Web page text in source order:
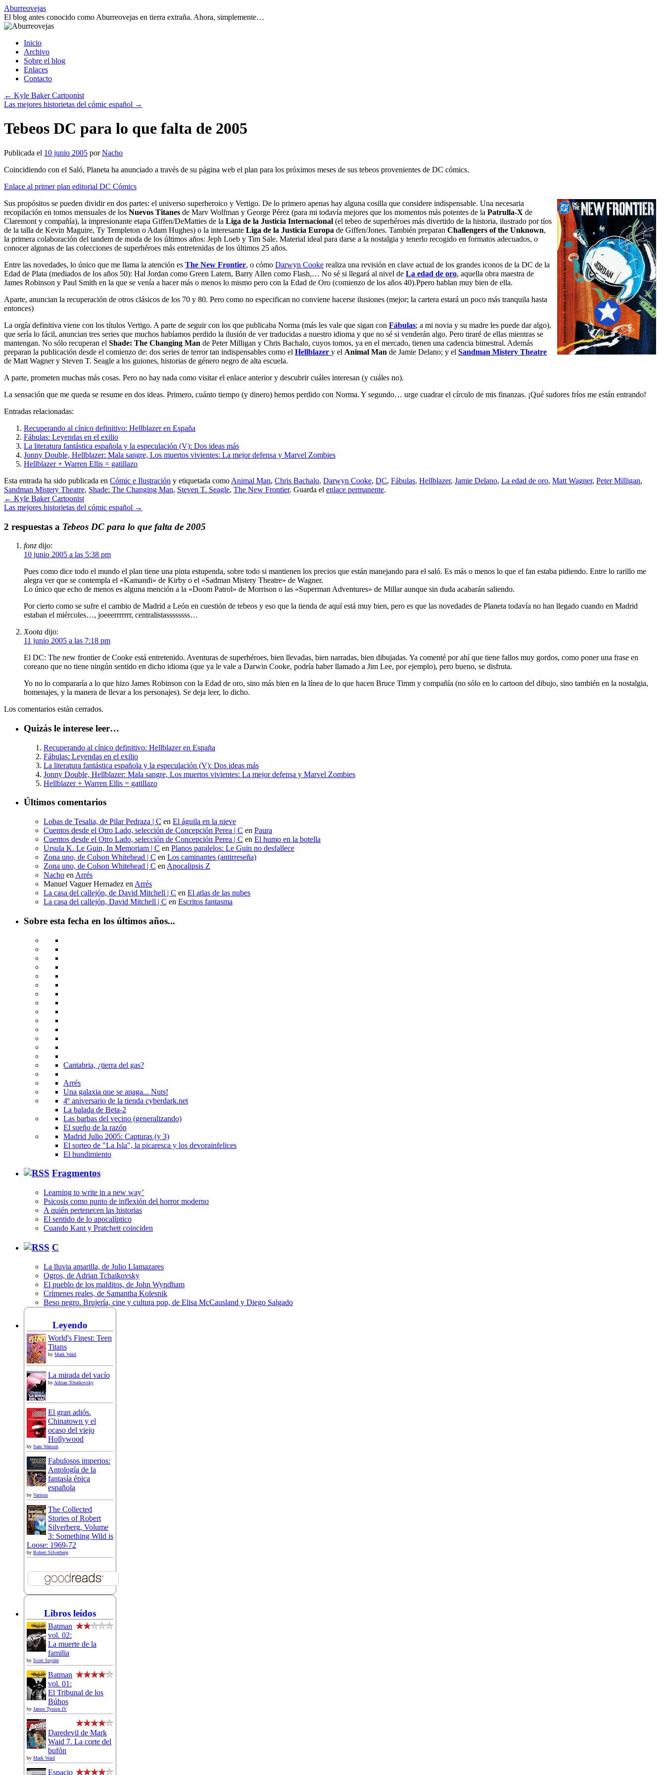
Saltar
al
contenido
Aburreovejas
El blog antes conocido como Aburreovejas en tierra extraña. Ahora, simplemente…
Inicio
Archivo
Sobre el blog
Enlaces
Contacto
← Kyle Baker Cartoonist
Las mejores historietas del cómic español →
Tebeos DC para lo que falta de 2005
Publicada el 10 junio 2005 por Nacho
Coincidiendo con el Saló, Planeta ha anunciado a través de su página web el plan para los próximos meses de sus tebeos provenientes de DC cómics.
Enlace al primer plan editorial DC Cómics
Sus propósitos se pueden dividir en dos partes: el universo superheroico y Vertigo. De lo primero apenas hay alguna cosilla que considere indispensable. Una necesaria
recopilación en tomos mensuales de los Nuevos Titanes de Marv Wolfman y George Pérez (para mi todavía mejores que los momentos más potentes de la Patrulla-X de
Claremont y compañía), la impresionante etapa Giffen/DeMatties de la Liga de la Justicia Internacional (el tebeo de superhéroes más divertido de la historia, ilustrado por tíos
de la talla de Kevin Maguire, Ty Templeton o Adam Hughes) o la interesante Liga de la Justicia Europa de Giffen/Jones. También preparan Challengers of the Unknown,
la primera colaboración del tandem de moda de los últimos años: Jeph Loeb y Tim Sale. Material ideal para darse a la nostalgia y tenerlo recogido en formatos adecuados, o
conocer algunas de las colecciones de superhéroes más entretenidas de los últimos 25 años.
Entre las novedades, lo único que me llama la atención es The New Frontier, o cómo Darwyn Cooke realiza una revisión en clave actual de los grandes iconos de la DC de la
Edad de Plata (mediados de los años 50): Hal Jordan como Green Latern, Barry Allen como Flash,… No sé si llegará al nivel de La edad de oro, aquella obra maestra de
James Robinson y Paul Smith en la que se venía a hacer más o menos lo mismo pero con la Edad de Oro (comienzo de los años 40).Ppero hablan muy bien de ella.
Aparte, anuncian la recuperación de otros clásicos de los 70 y 80. Pero como no especifican no conviene hacerse ilusiones (mejor; la cartera estará un poco más tranquila hasta
entonces)
La orgía definitiva viene con los títulos Vertigo. A parte de seguir con los que publicaba Norma (más les vale que sigan con Fábulas; a mi novia y su madre les puede dar algo),
que sería lo fácil, anuncian tres series que muchos habíamos perdido la ilusión de ver traducidas a nuestro idioma y que no sé si venderán algo. Pero tiraré de ellas mientras se
mantengan. No sólo recuperan el Shade: The Changing Man de Peter Milligan y Chris Bachalo, cuyos tomos, ya en el mercado, tienen una cadencia bimestral. Además
preparan la publicación desde el comienzo de: dos series de terror tan indispensables como el Hellblazer y el Animal Man de Jamie Delano; y el Sandman Mistery Theatre
de Matt Wagner y Steven T. Seagle a los guiones, historias de género negro de alta escuela.
A parte, prometen muchas más cosas. Pero no hay nada como visitar el enlace anterior y descubrir cuáles interesan (y cuáles no).
La sensación que me queda se resume en dos ideas. Primero, cuánto tiempo (y dinero) hemos perdido con Norma. Y segundo… urge cuadrar el círculo de mis finanzas. ¡Qué sudores fríos me están entrando!
Entradas relacionadas:
Recuperando al cínico definitivo: Hellblazer en España
Fábulas: Leyendas en el exilio
La literatura fantástica española y la especulación (V): Dos ideas más
Jonny Double, Hellblazer: Mala sangre, Los muertos vivientes: La mejor defensa y Marvel Zombies
Hellblazer + Warren Ellis = gatillazo
Esta entrada ha sido publicada en Cómic e Ilustración y etiquetada como Animal Man, Chris Bachalo, Darwyn Cooke, DC, Fábulas, Hellblazer, Jamie Delano, La edad de oro, Matt Wagner, Peter Milligan,
Sandman Mistery Theatre, Shade: The Changing Man, Steven T. Seagle, The New Frontier. Guarda el enlace permanente.
← Kyle Baker Cartoonist
Las mejores historietas del cómic español →
2 respuestas a Tebeos DC para lo que falta de 2005
fonz dijo:
10 junio 2005 a las 5:38 pm
Pues como dice todo el mundo el plan tiene una pinta estupenda, sobre todo si mantienen los precios que están manejando para el saló. Es más o menos lo que el fan estaba pidiendo. Entre lo rarillo me
alegra ver que se contempla el «Kamandi» de Kirby o el «Sadman Mistery Theatre» de Wagner.
Lo único que echo de menos es alguna mención a la «Doom Patrol» de Morrison o las «Superman Adventures» de Millar aunque sin duda acabarán saliendo.
Por cierto como se sufre el cambio de Madrid a León en cuestión de tebeos y eso que la tienda de aquí está muy bien, pero es que las novedades de Planeta todavía no han llegado cuando en Madrid
estaban el miércoles…, joeeerrrrrrr, centralistassssssss…
Xoota dijo:
11 junio 2005 a las 7:18 pm
El DC: The new frontier de Cooke está entretenido. Aventuras de superhéroes, bien llevadas, bien narradas, bien dibujadas. Ya comenté por ahí que tiene fallos muy gordos, como poner una frase en
coreano que no tiene ningún sentido en dicho idioma (que ya le vale a Darwin Cooke, podría haber llamado a Jim Lee, por ejemplo), pero bueno, se disfruta.
Yo no lo compararía a lo que hizo James Robinson con la Edad de oro, sino más bien en la línea de lo que hacen Bruce Timm y compañía (no sólo en lo cartoon del dibujo, sino también en la nostalgia,
homenajes, y la manera de llevar a los personajes). Se deja leer, lo dicho.
Los comentarios están cerrados.
Quizás le interese leer…
Recuperando al cínico definitivo: Hellblazer en España
Fábulas: Leyendas en el exilio
La literatura fantástica española y la especulación (V): Dos ideas más
Jonny Double, Hellblazer: Mala sangre, Los muertos vivientes: La mejor defensa y Marvel Zombies
Hellblazer + Warren Ellis = gatillazo
Últimos comentarios
Lobas de Tesalia, de Pilar Pedraza | C en El águila en la nieve
Cuentos desde el Otro Lado, selección de Concepción Perea | C en Paura
Cuentos desde el Otro Lado, selección de Concepción Perea | C en El humo en la botella
Ursula K. Le Guin, In Memoriam | C en Planos paralelos: Le Guin no desfallece
Zona uno, de Colson Whitehead | C en Los caminantes (antirreseña)
Zona uno, de Colson Whitehead | C en Apocalipsis Z
Nacho en Arrés
Manuel Vaguer Hernadez en Arrés
La casa del callejón, de David Mitchell | C en El atlas de las nubes
La casa del callejón, David Mitchell | C en Escritos fantasma
Sobre esta fecha en los últimos años...
Cantabria, ¿tierra del gas?
Arrés
Una galaxia que se apaga... Nuts!
4º aniversario de la tienda cyberdark.net
La balada de Beta-2
Las barbas del vecino (generalizando)
El sueño de la razón
Madrid Julio 2005: Capturas (y 3)
El sorteo de "La Isla", la picaresca y los devorainfelices
El hundimiento
Fragmentos
Learning to write in a new way’
Psicosis como punto de inflexión del horror moderno
A quién pertenecen las historias
El sentido de lo apocalíptico
Cuando Kant y Pratchett coinciden
C
La lluvia amarilla, de Julio Llamazares
Ogros, de Adrian Tchaikovsky
El pueblo de los malditos, de John Wyndham
Crímenes reales, de Samantha Kolesnik
Beso negro. Brujería, cine y cultura pop, de Elisa McCausland y Diego Salgado
Leyendo
World's Finest: Teen
Titans
by Mark Waid
La mirada del vacío
byAdrian Tchaikovsky
El gran adiós.
Chinatown y el
ocaso del viejo
Hollywood
by Sam Wasson
Fabulosos imperios:
Antología de la
fantasía épica
española
by Various
The Collected
Stories of Robert
Silverberg, Volume
3: Something Wild is
Loose: 1969-72
by Robert Silverberg
Libros leídos
Batman
vol. 02:
La muerte de la
familia
by Scott Snyder
Batman
vol. 01:
El Tribunal de los
Búhos
by James Tynion IV
Daredevil de Mark
Waid 7. La corte del
bufón
by Mark Waid
Espacio